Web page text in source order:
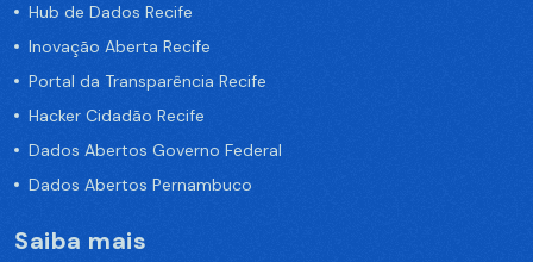
Hub de Dados Recife
Inovação Aberta Recife
Portal da Transparência Recife
Hacker Cidadão Recife
Dados Abertos Governo Federal
Dados Abertos Pernambuco
Saiba mais